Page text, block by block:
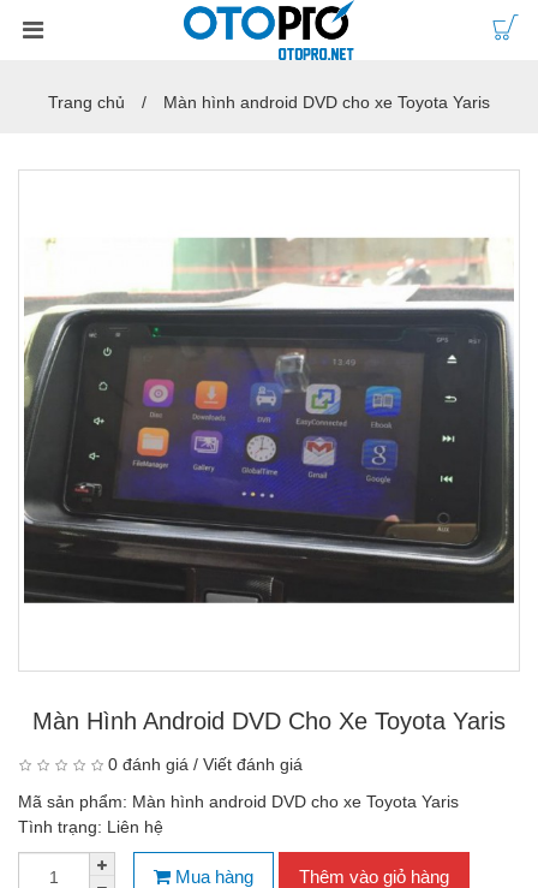
Trang chủ Màn hình android DVD cho xe Toyota Yaris
Màn Hình Android DVD Cho Xe Toyota Yaris
0 đánh giá / Viết đánh giá
Mã sản phẩm: Màn hình android DVD cho xe Toyota Yaris
Tình trạng: Liên hệ
Mua hàng Thêm vào giỏ hàng